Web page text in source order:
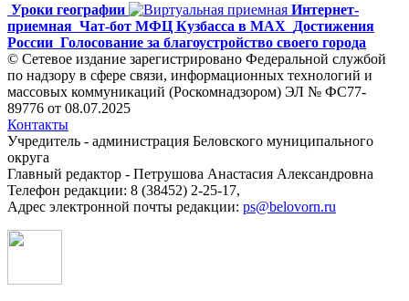
Уроки географии
Интернет-
приемная Чат-бот МФЦ Кузбасса в MAX
Достижения
России Голосование за благоустройство своего города
© Сетевое издание зарегистрировано Федеральной службой
по надзору в сфере связи, информационных технологий и
массовых коммуникаций (Роскомнадзором) ЭЛ № ФС77-
89776 от 08.07.2025
Контакты
Учредитель - администрация Беловского муниципального
округа
Главный редактор - Петрушова Анастасия Александровна
Телефон редакции: 8 (38452) 2-25-17,
Адрес электронной почты редакции: ps@belovorn.ru